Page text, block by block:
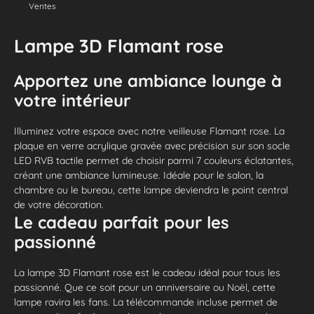
Ventes
Lampe 3D Flamant rose
Apportez une ambiance lounge à
votre intérieur
Illuminez votre espace avec notre veilleuse Flamant rose. La
plaque en verre acrylique gravée avec précision sur son socle
LED RVB tactile permet de choisir parmi 7 couleurs éclatantes,
créant une ambiance lumineuse. Idéale pour le salon, la
chambre ou le bureau, cette lampe deviendra le point central
de votre décoration.
Le cadeau parfait pour les
passionné
La lampe 3D Flamant rose est le cadeau idéal pour tous les
passionné. Que ce soit pour un anniversaire ou Noël, cette
lampe ravira les fans. La télécommande incluse permet de